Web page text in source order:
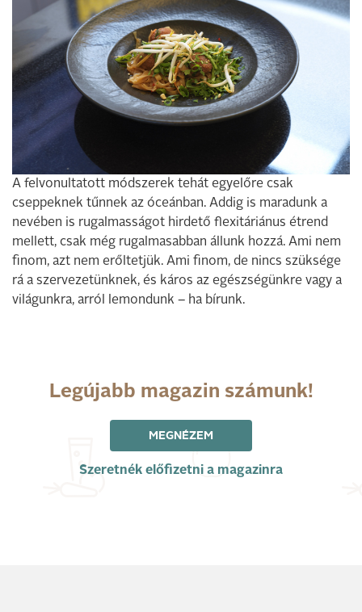
A felvonultatott módszerek tehát egyelőre csak
cseppeknek tűnnek az óceánban. Addig is maradunk a
nevében is rugalmasságot hirdető flexitáriánus étrend
mellett, csak még rugalmasabban állunk hozzá. Ami nem
finom, azt nem erőltetjük. Ami finom, de nincs szüksége
rá a szervezetünknek, és káros az egészségünkre vagy a
világunkra, arról lemondunk – ha bírunk.
Legújabb magazin számunk!
MEGNÉZEM
Szeretnék előfizetni a magazinra